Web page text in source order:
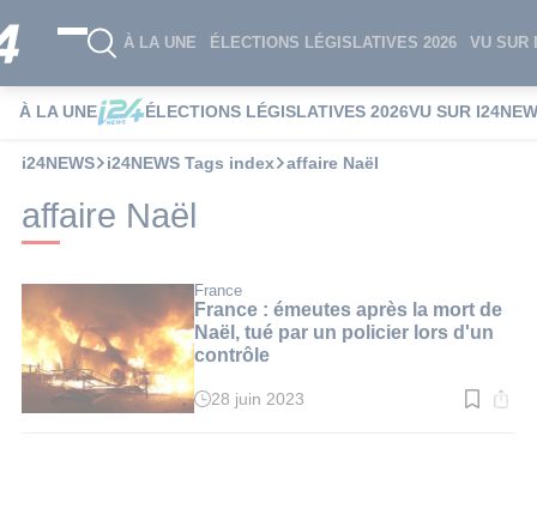
À LA UNE ÉLECTIONS LÉGISLATIVES 2026 VU SUR
À LA UNE ÉLECTIONS LÉGISLATIVES 2026VU SUR
i24NEWS i24NEWS Tags index affaire Naël
affaire Naël
France
France : émeutes après la mort de
Naël, tué par un policier lors d'un
contrôle
Temps
28 juin 2023